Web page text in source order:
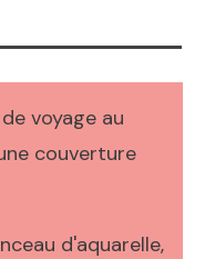
voyage au
couverture
d'aquarelle,